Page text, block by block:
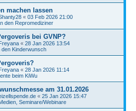
machen lassen
« 03 Feb 2026 21:00
den Repromediziner
bei GVNP?
« 28 Jan 2026 13:54
den Kinderwunsch
« 28 Jan 2026 11:14
beim KiWu
am 31.01.2026
« 25 Jan 2026 15:47
Seminare/Webinare